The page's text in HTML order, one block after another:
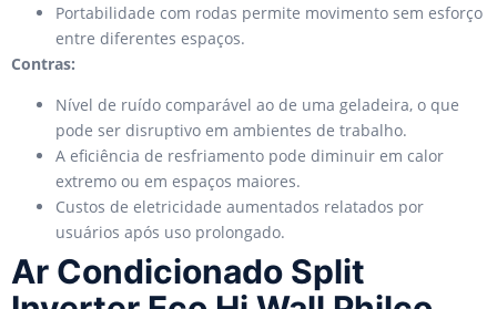
Portabilidade com rodas permite movimento sem esforço
entre diferentes espaços.
Contras:
Nível de ruído comparável ao de uma geladeira, o que
pode ser disruptivo em ambientes de trabalho.
A eficiência de resfriamento pode diminuir em calor
extremo ou em espaços maiores.
Custos de eletricidade aumentados relatados por
usuários após uso prolongado.
Ar Condicionado Split